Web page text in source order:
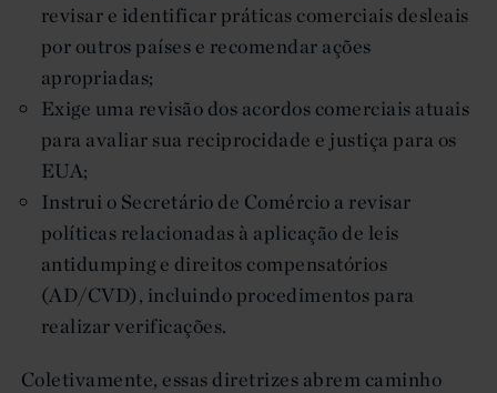
revisar e identificar práticas comerciais desleais
por outros países e recomendar ações
apropriadas;
Exige uma revisão dos acordos comerciais atuais
para avaliar sua reciprocidade e justiça para os
EUA;
Instrui o Secretário de Comércio a revisar
políticas relacionadas à aplicação de leis
antidumping e direitos compensatórios
(AD/CVD), incluindo procedimentos para
realizar verificações.
Coletivamente, essas diretrizes abrem caminho